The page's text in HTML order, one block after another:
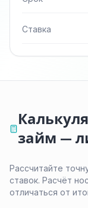
Ставка
займ —
Рассчитайте
ставок. Расчёт
отличаться от